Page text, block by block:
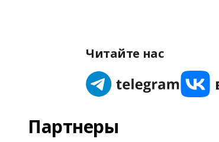
Читайте нас
Партнеры